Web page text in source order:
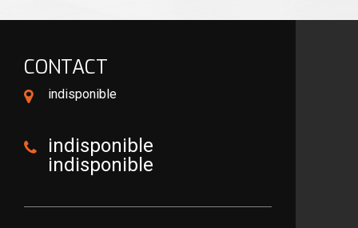
CONTACT
indisponible
indisponible
indisponible